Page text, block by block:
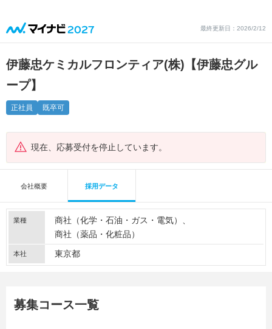
最終更新日：2026/2/12
伊藤忠ケミカルフロンティア(株)【伊藤忠グル
ープ】
正社員 既卒可
現在、応募受付を停止しています。
会社概要 採用データ
業種
商社（化学・石油・ガス・電気）
商社（薬品・化粧品）
本社 東京都
募集コース一覧